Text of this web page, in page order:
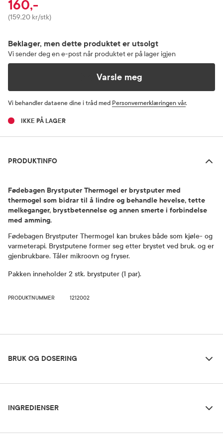
Pris
160,-
(159,20 kr/stk)
Beklager, men dette produktet er utsolgt
Vi sender deg en e-post når produktet er på lager igjen
Varsle meg
Vi behandler dataene dine i tråd med Personvernerklæringen vår.
IKKE PÅ LAGER
PRODUKTINFO
Fødebagen Brystputer Thermogel er brystputer med
thermogel som bidrar til å lindre og behandle hevelse, tette
melkeganger, brystbetennelse og annen smerte i forbindelse
med amming.
Fødebagen Brystputer Thermogel kan brukes både som kjøle- og
varmeterapi. Brystputene former seg etter brystet ved bruk, og er
gjenbrukbare. Tåler mikroovn og fryser.
Pakken inneholder 2 stk. brystputer (1 par).
PRODUKTNUMMER 1212002
BRUK OG DOSERING
Kjøleterapi mellom amminger for å redusere hevelse og smerter:
INGREDIENSER